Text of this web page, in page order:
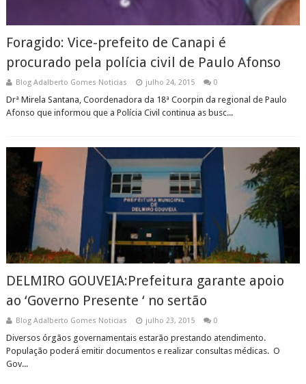
Foragido: Vice-prefeito de Canapi é
procurado pela polícia civil de Paulo Afonso
Blog Adalberto Gomes Noticias julho 24, 2015 0
Drª Mirela Santana, Coordenadora da 18ª Coorpin da regional de Paulo
Afonso que informou que a Polícia Civil continua as busc...
DELMIRO GOUVEIA:Prefeitura garante apoio
ao ‘Governo Presente ‘ no sertão
Blog Adalberto Gomes Noticias julho 23, 2015 0
Diversos órgãos governamentais estarão prestando atendimento.
População poderá emitir documentos e realizar consultas médicas. O
Gov...